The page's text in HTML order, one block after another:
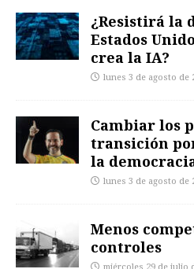
¿Resistirá la
Estados
crea la IA?
lunes 3 de agosto de
Cambiar los
transición
la
lunes 3 de agosto de
Menos
controles